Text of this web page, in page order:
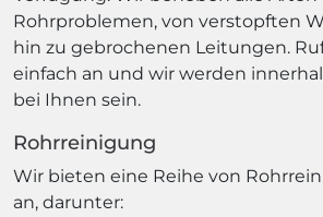
Rohrproblemen, von verstopften
hin zu gebrochenen Leitungen.
einfach an und wir werden
bei Ihnen sein.
Rohrreinigung
Wir bieten eine Reihe von
an, darunter: